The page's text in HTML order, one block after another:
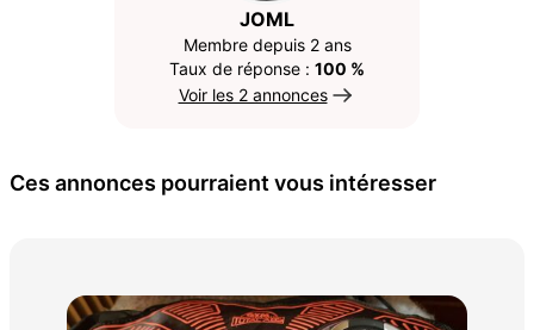
JOML
Membre depuis 2 ans
Taux de réponse : 100 %
Voir les 2 annonces
Ces annonces pourraient vous intéresser